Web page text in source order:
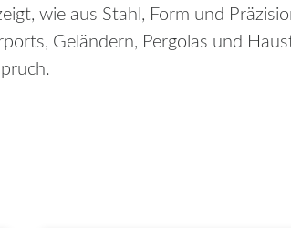
wie aus Stahl, Form und
Geländern, Pergolas und